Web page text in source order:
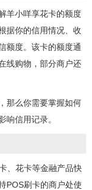
羊小咩享花卡的额度
据你的信用情况、收
额度。该卡的额度通
线购物，部分商户还
那么你需要掌握如何
响信用记录。
、花卡等金融产品快
POS刷卡的商户处使